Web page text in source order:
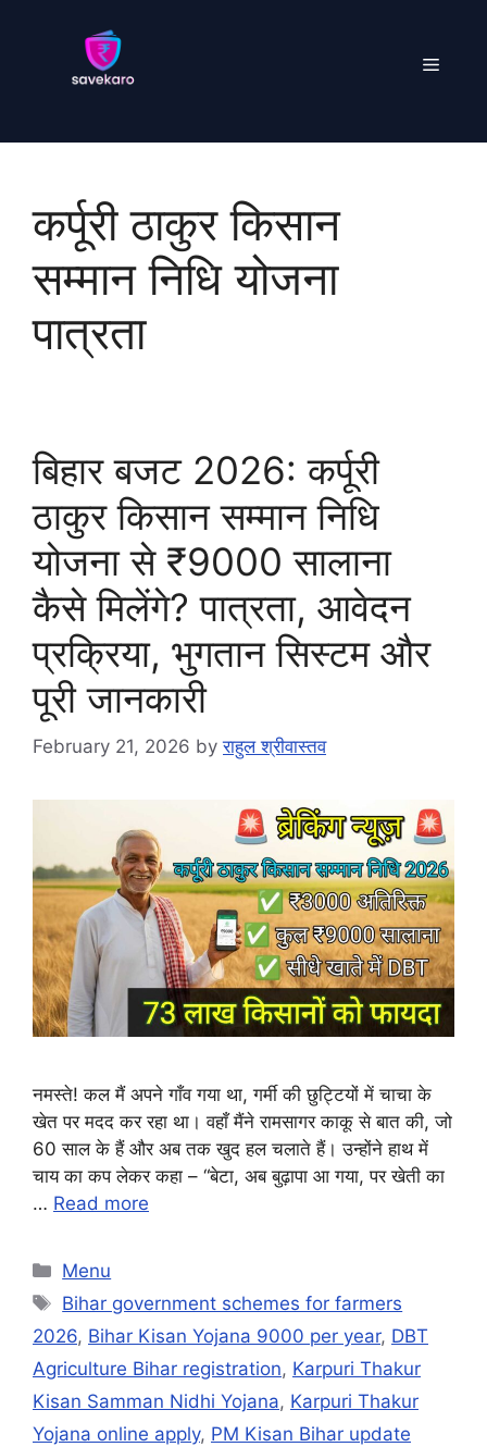
Menu
कर्पूरी ठाकुर किसान
सम्मान निधि योजना
पात्रता
बिहार बजट 2026: कर्पूरी
ठाकुर किसान सम्मान निधि
योजना से ₹9000 सालाना
कैसे मिलेंगे? पात्रता, आवेदन
प्रक्रिया, भुगतान सिस्टम और
पूरी जानकारी
February 21, 2026 byराहुल श्रीवास्तव
नमस्ते! कल मैं अपने गाँव गया था, गर्मी की छुट्टियों में चाचा के
खेत पर मदद कर रहा था। वहाँ मैंने रामसागर काकू से बात की, जो
60 साल के हैं और अब तक खुद हल चलाते हैं। उन्होंने हाथ में
चाय का कप लेकर कहा – “बेटा, अब बुढ़ापा आ गया, पर खेती का
… Read more
Categories
Menu
Tags
Bihar government schemes for farmers
2026, Bihar Kisan Yojana 9000 per year, DBT
Agriculture Bihar registration, Karpuri Thakur
Kisan Samman Nidhi Yojana, Karpuri Thakur
Yojana online apply, PM Kisan Bihar update